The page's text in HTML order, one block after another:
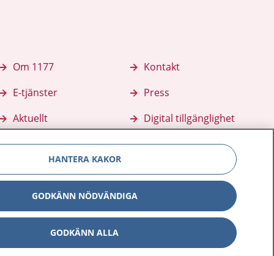
Om 1177
E-tjänster
Aktuellt
Kontakt
Press
Digital tillgänglighet
personuppgifterHantering av kakor Inställningar för kakor
HANTERA KAKOR
GODKÄNN NÖDVÄNDIGA
GODKÄNN ALLA